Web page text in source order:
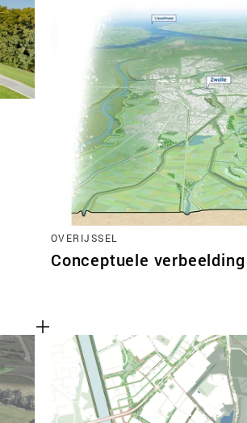
OVERIJSSEL
Conceptuele